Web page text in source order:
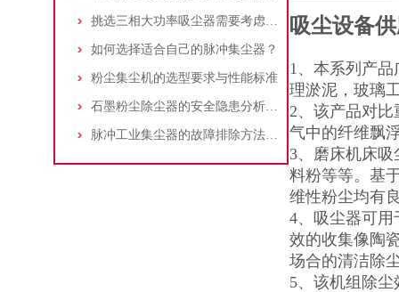
挑选三相大功率吸尘器需要考虑哪些问题？
如何选择适合自己的脉冲集尘器？
粉尘集尘机的选型要求与性能标准
石墨粉尘除尘器的安全隐患分析及应对措施
脉冲工业集尘器的故障排除方法和注意事项
吸尘设备
1、本系列产
理淤泥，玻璃
2、该产品对
气中的纤维飘
3、磨床机床
料粉等等。基
维性粉尘均有
4、吸尘器可
效的收集像陶
场合的清洁除
5、该机组除